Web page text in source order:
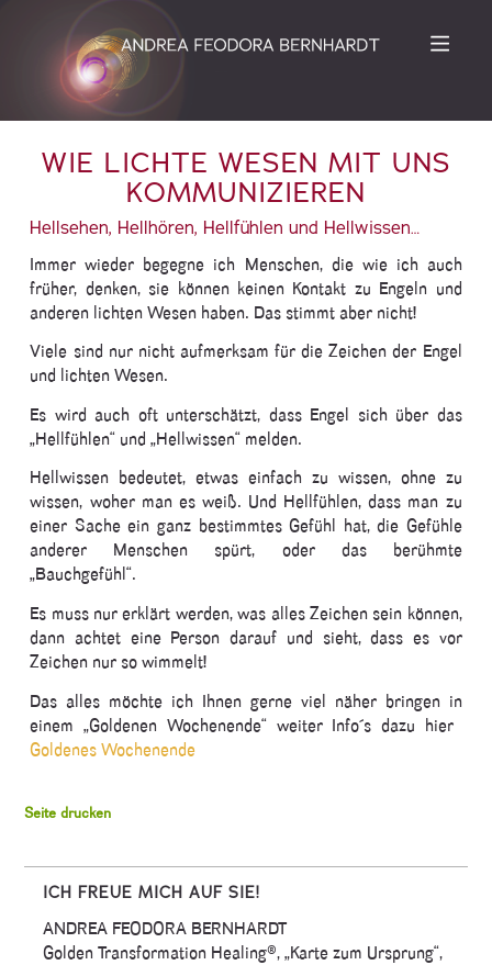
WIE LICHTE WESEN MIT UNS
KOMMUNIZIEREN
Hellsehen, Hellhören, Hellfühlen und Hellwissen…
Immer wieder begegne ich Menschen, die wie ich auch
früher, denken, sie können keinen Kontakt zu Engeln und
anderen lichten Wesen haben. Das stimmt aber nicht!
Viele sind nur nicht aufmerksam für die Zeichen der Engel
und lichten Wesen.
Es wird auch oft unterschätzt, dass Engel sich über das
„Hellfühlen“ und „Hellwissen“ melden.
Hellwissen bedeutet, etwas einfach zu wissen, ohne zu
wissen, woher man es weiß. Und Hellfühlen, dass man zu
einer Sache ein ganz bestimmtes Gefühl hat, die Gefühle
anderer Menschen spürt, oder das berühmte
„Bauchgefühl“.
Es muss nur erklärt werden, was alles Zeichen sein können,
dann achtet eine Person darauf und sieht, dass es vor
Zeichen nur so wimmelt!
Das alles möchte ich Ihnen gerne viel näher bringen in
einem „Goldenen Wochenende“ weiter Info´s dazu hier
Goldenes Wochenende
Seite drucken
ICH FREUE MICH AUF SIE!
ANDREA FEODORA BERNHARDT
Golden Transformation Healing®, „Karte zum Ursprung“,